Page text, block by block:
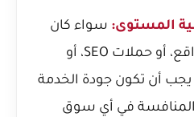
المستوى: سواء كان
ذلك في تطوير المواقع، أو حملات SEO، أو
يجب أن تكون جودة الخدمة
المنافسة في أي سوق